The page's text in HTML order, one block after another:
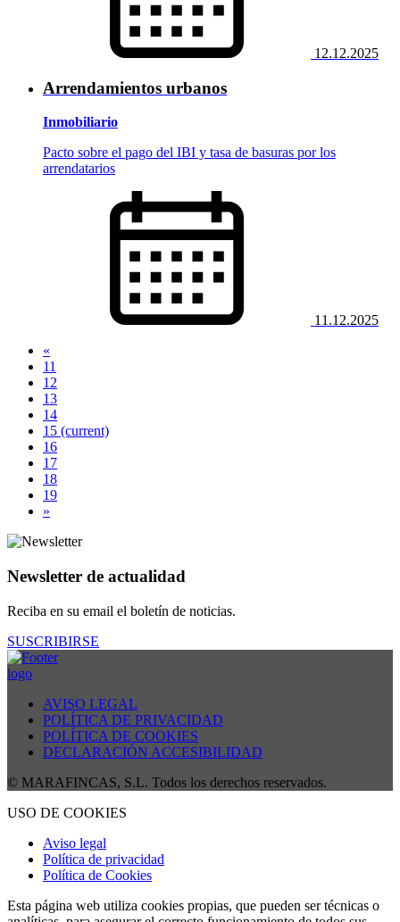
12.12.2025
Arrendamientos urbanos
Inmobiliario
Pacto sobre el pago del IBI y tasa de basuras por los
arrendatarios
11.12.2025
«
11
12
13
14
15 (current)
16
17
18
19
»
Newsletter de actualidad
Reciba en su email el boletín de noticias.
SUSCRIBIRSE
AVISO LEGAL
POLÍTICA DE PRIVACIDAD
POLÍTICA DE COOKIES
DECLARACIÓN ACCESIBILIDAD
© MARAFINCAS, S.L. Todos los derechos reservados.
USO DE COOKIES
Aviso legal
Política de privacidad
Política de Cookies
Esta página web utiliza cookies propias, que pueden ser técnicas o